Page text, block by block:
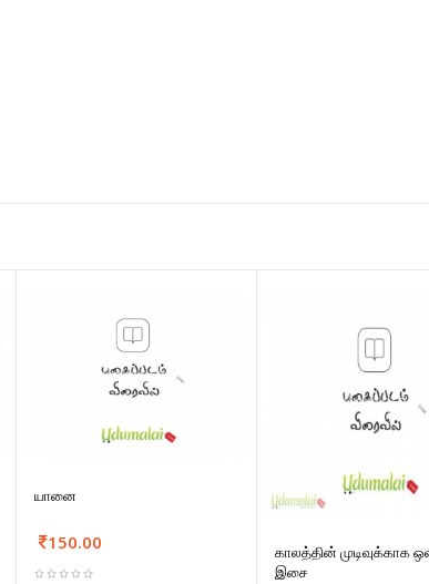
யானை
150.00
காலத்தின் முடிவுக்காக
இசை